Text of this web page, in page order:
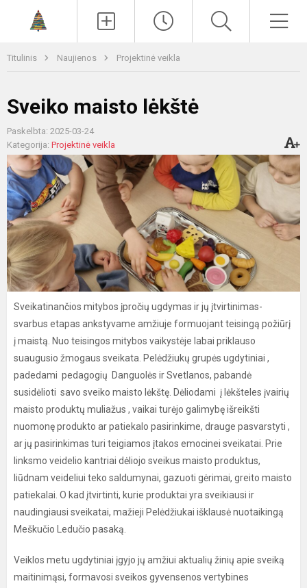
Titulinis Naujienos Projektinė veikla
Sveiko maisto lėkštė
Paskelbta: 2025-03-24
Kategorija: Projektinė veikla
Sveikatinančios mitybos įpročių ugdymas ir jų įtvirtinimas-
svarbus etapas ankstyvame amžiuje formuojant teisingą požiūrį
į maistą. Nuo teisingos mitybos vaikystėje labai priklauso
suaugusio žmogaus sveikata. Pelėdžiukų grupės ugdytiniai ,
padedami pedagogių Danguolės ir Svetlanos, pabandė
susidėlioti savo sveiko maisto lėkštę. Dėliodami į lėkšteles įvairių
maisto produktų muliažus , vaikai turėjo galimybę išreikšti
nuomonę produkto ar patiekalo pasirinkime, drauge pasvarstyti ,
ar jų pasirinkimas turi teigiamos įtakos emocinei sveikatai. Prie
linksmo veidelio kantriai dėliojo sveikus maisto produktus,
liūdnam veideliui teko saldumynai, gazuoti gėrimai, greito maisto
patiekalai. O kad įtvirtinti, kurie produktai yra sveikiausi ir
naudingiausi sveikatai, mažieji Pelėdžiukai išklausė nuotaikingą
Meškučio Ledučio pasaką.
Veiklos metu ugdytiniai įgyjo jų amžiui aktualių žinių apie sveiką
maitinimąsi, formavosi sveikos gyvensenos vertybines